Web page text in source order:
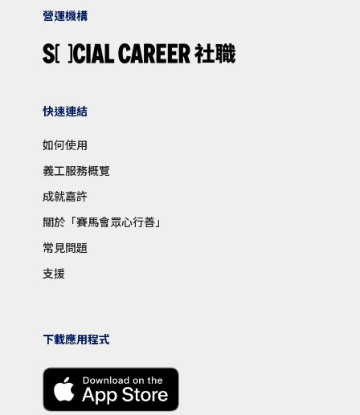
營運機構
快速連結
如何使用
義工服務概覽
成就嘉許
關於「賽馬會眾心行善」
常見問題
支援
下載應用程式